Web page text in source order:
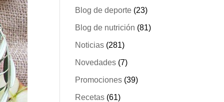
Blog de deporte(23)
Blog de nutrición (81)
Noticias(281)
Novedades(7)
Promociones(39)
Recetas(61)